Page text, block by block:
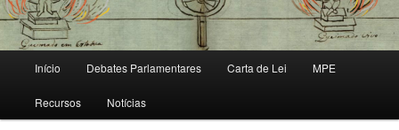
principal
Início Debates Parlamentares Carta de Lei MPE
Recursos Notícias